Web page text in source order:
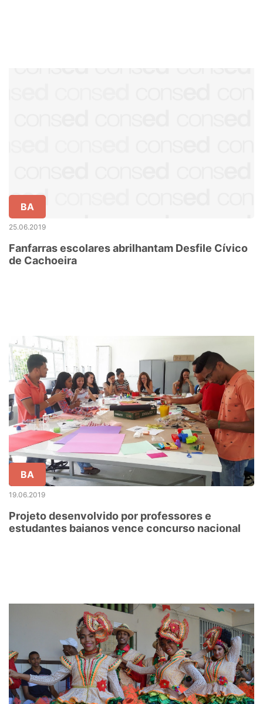
BA
25.06.2019
Fanfarras escolares abrilhantam Desfile Cívico
de Cachoeira
BA
19.06.2019
Projeto desenvolvido por professores e
estudantes baianos vence concurso nacional